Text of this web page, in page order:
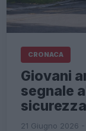
CRONACA
Giovani
segnale
21 Giugno 2026 -